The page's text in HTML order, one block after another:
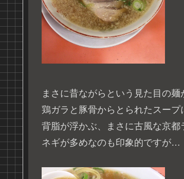
まさに昔ながらという見た目の麺
鶏ガラと豚骨からとられたスープ
背脂が浮かぶ、まさに古風な京都
ネギが多めなのも印象的ですが…